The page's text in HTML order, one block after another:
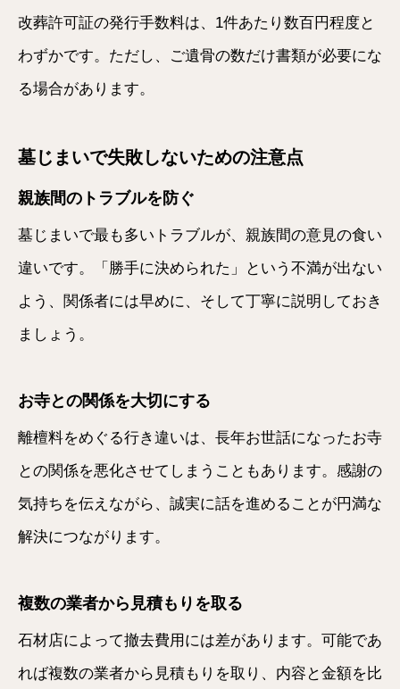
改葬許可証の発行手数料は、1件あたり数百円程度と
わずかです。ただし、ご遺骨の数だけ書類が必要にな
る場合があります。
墓じまいで失敗しないための注意点
親族間のトラブルを防ぐ
墓じまいで最も多いトラブルが、親族間の意見の食い
違いです。「勝手に決められた」という不満が出ない
よう、関係者には早めに、そして丁寧に説明しておき
ましょう。
お寺との関係を大切にする
離檀料をめぐる行き違いは、長年お世話になったお寺
との関係を悪化させてしまうこともあります。感謝の
気持ちを伝えながら、誠実に話を進めることが円満な
解決につながります。
複数の業者から見積もりを取る
石材店によって撤去費用には差があります。可能であ
れば複数の業者から見積もりを取り、内容と金額を比